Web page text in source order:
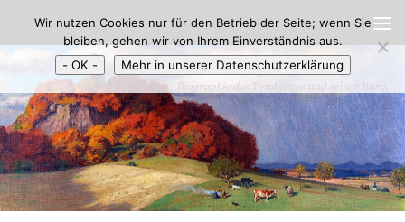
Zum Inhalt springen
Wir nutzen Cookies nur für den Betrieb der Seite; wenn Sie
bleiben, gehen wir von Ihrem Einverständnis aus.
- OK -
Mehr in unserer Datenschutzerklärung